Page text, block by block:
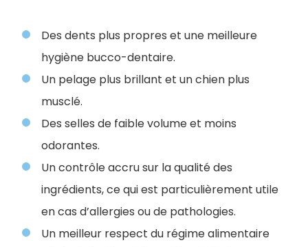
Des dents plus propres et une meilleure
hygiène bucco-dentaire.
Un pelage plus brillant et un chien plus
musclé.
Des selles de faible volume et moins
odorantes.
Un contrôle accru sur la qualité des
ingrédients, ce qui est particulièrement utile
en cas d’allergies ou de pathologies.
Un meilleur respect du régime alimentaire